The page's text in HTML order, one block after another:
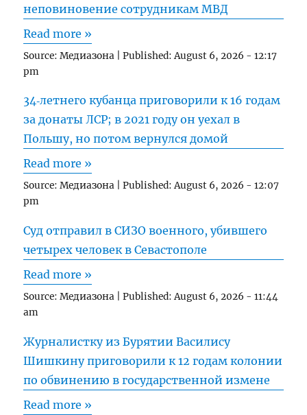
неповиновение сотрудникам МВД
Read more »
Source:Медиазона |Published:August 6, 2026 - 12:17
pm
34‑летнего кубанца приговорили к 16 годам
за донаты ЛСР; в 2021 году он уехал в
Польшу, но потом вернулся домой
Read more »
Source:Медиазона |Published:August 6, 2026 - 12:07
pm
Суд отправил в СИЗО военного, убившего
четырех человек в Севастополе
Read more »
Source:Медиазона |Published:August 6, 2026 - 11:44
am
Журналистку из Бурятии Василису
Шишкину приговорили к 12 годам колонии
по обвинению в государственной измене
Read more »